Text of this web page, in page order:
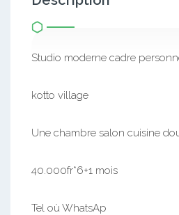
Studio moderne cadre
kotto village
Une chambre salon cuisine
40.000fr*6+1 mois
Tel où WhatsAp